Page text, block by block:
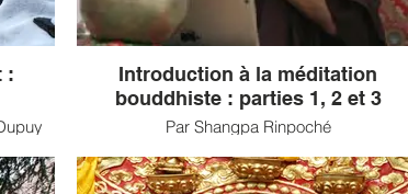
:
Introduction à la méditation
bouddhiste : parties 1, 2 et 3
Par Shangpa Rinpoché